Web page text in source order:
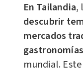
En Tailandia,
descubrir
mercados
gastronomías
mundial.